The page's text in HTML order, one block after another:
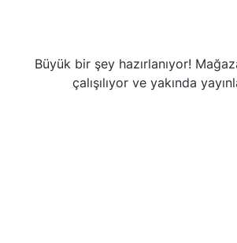
Büyük bir şey hazırlanıyor!
çalışılıyor ve yakında